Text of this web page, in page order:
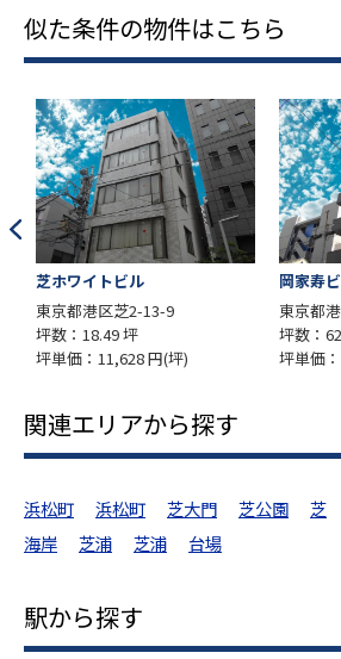
似た条件の物件はこちら
2-13-9
円(坪)
東京都港区芝浦1-7-14
坪単価：13,000 円(坪)
関連エリアから探す
浜松町 浜松町 芝大門 芝公園 芝
海岸
芝浦 芝浦 台場
駅から探す